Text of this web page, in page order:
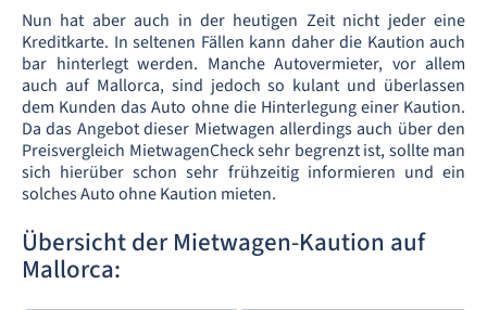
Nun hat aber auch in der heutigen Zeit nicht jeder eine
Kreditkarte. In seltenen Fällen kann daher die Kaution auch
bar hinterlegt werden. Manche Autovermieter, vor allem
auch auf Mallorca, sind jedoch so kulant und überlassen
dem Kunden das Auto ohne die Hinterlegung einer Kaution.
Da das Angebot dieser Mietwagen allerdings auch über den
Preisvergleich MietwagenCheck sehr begrenzt ist, sollte man
sich hierüber schon sehr frühzeitig informieren und ein
solches Auto ohne Kaution mieten.
Übersicht der Mietwagen-Kaution auf
Mallorca: